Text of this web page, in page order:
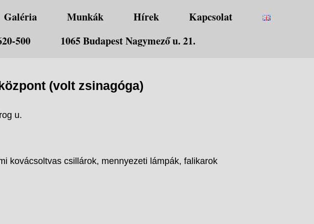
Galéria Munkák Hírek
Kapcsolat
500
1065 Budapest Nagymező u. 21.
(volt zsinagóga)
u.
kovácsoltvas csillárok, mennyezeti lámpák, falikarok